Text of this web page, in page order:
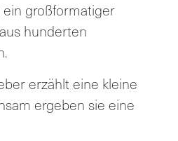
großformatiger
hunderten
erzählt eine kleine
ergeben sie eine